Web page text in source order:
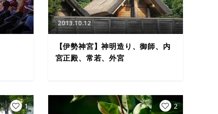
2013.10.12
【伊勢神宮】神明造り、御師、内
宮正殿、常若、外宮
1 2